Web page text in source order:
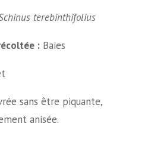
terebinthifolius
:Baies
sans être piquante,
anisée.